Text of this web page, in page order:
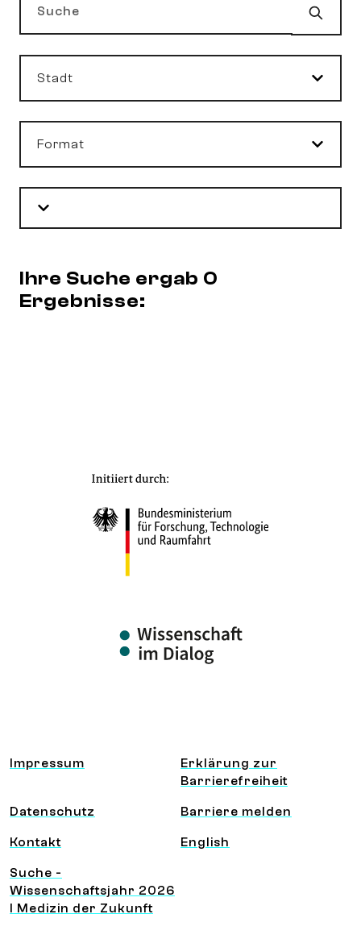
Suche
Stadt
Format
Ihre Suche ergab 0
Ergebnisse:
Information und Service
Impressum
Erklärung zur
Barrierefreiheit
Datenschutz Barriere melden
Kontakt English
Suche -
Wissenschaftsjahr 2026
I Medizin der Zukunft